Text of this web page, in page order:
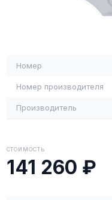
Номер
Номер производителя
Производитель
СТОИМОСТЬ
141 260 ₽